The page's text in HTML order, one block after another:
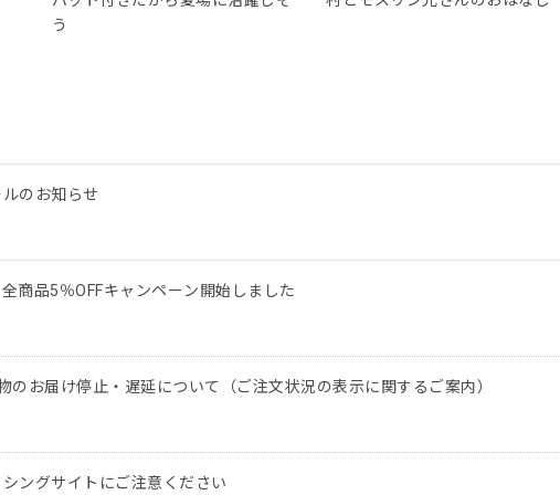
う
のお知らせ
商品5％OFFキャンペーン開始しました
のお届け停止・遅延について（ご注文状況の表示に関するご案内）
ングサイトにご注意ください